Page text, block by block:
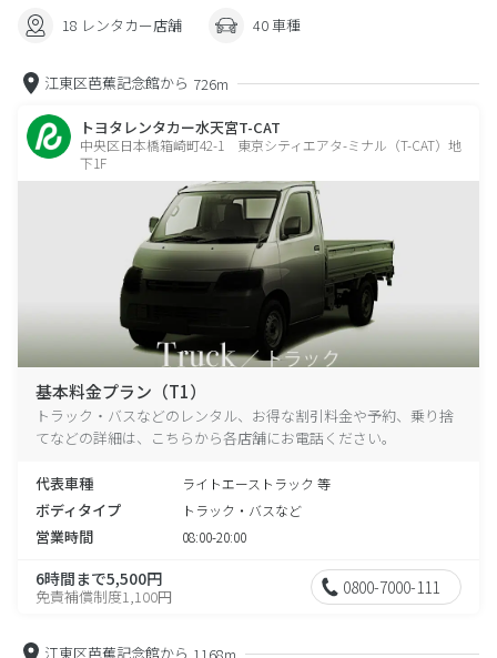
18 レンタカー店舗 40 車種
江東区芭蕉記念館から 726m
トヨタレンタカー水天宮T-CAT
中央区日本橋箱崎町42-1 東京シティエアタ-ミナル（T-CAT）地
下1F
基本料金プラン（T1）
トラック・バスなどのレンタル、お得な割引料金や予約、乗り捨
てなどの詳細は、こちらから各店舗にお電話ください。
代表車種 ライトエーストラック 等
ボディタイプ トラック・バスなど
営業時間 08:00-20:00
6時間まで5,500円
免責補償制度1,100円 0800-7000-111
江東区芭蕉記念館から 1168m